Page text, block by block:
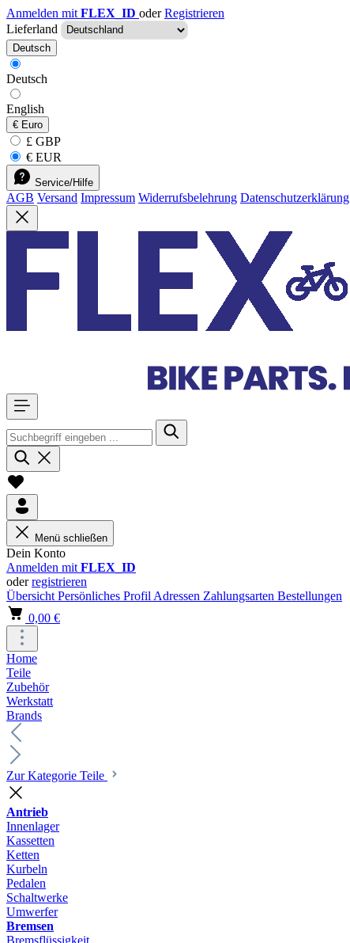
Anmelden mit FLEX_ID oder Registrieren
Lieferland
Deutsch
Deutsch
English
€ Euro
£ GBP
€ EUR
Service/Hilfe
AGB Versand Impressum Widerrufsbelehrung Datenschutzerklärung
Menü schließen
Dein Konto
Anmelden mit FLEX_ID
oderregistrieren
Übersicht Persönliches Profil Adressen Zahlungsarten Bestellungen
0,00 €
Home
Teile
Zubehör
Werkstatt
Brands
Zur Kategorie Teile
Antrieb
Innenlager
Kassetten
Ketten
Kurbeln
Pedalen
Schaltwerke
Umwerfer
Bremsen
Bremsflüssigkeit